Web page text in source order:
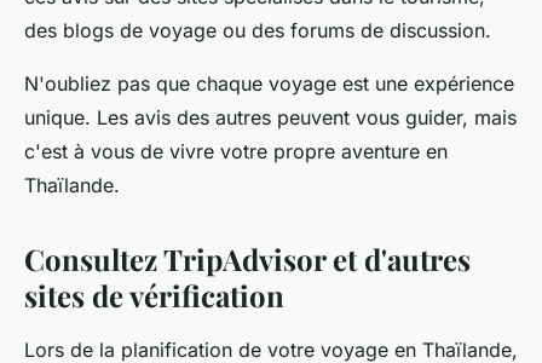
des blogs de voyage ou des forums de discussion.
N'oubliez pas que chaque voyage est une expérience
unique. Les avis des autres peuvent vous guider, mais
c'est à vous de vivre votre propre aventure en
Thaïlande.
Consultez TripAdvisor et d'autres
sites de vérification
Lors de la planification de votre voyage en Thaïlande,